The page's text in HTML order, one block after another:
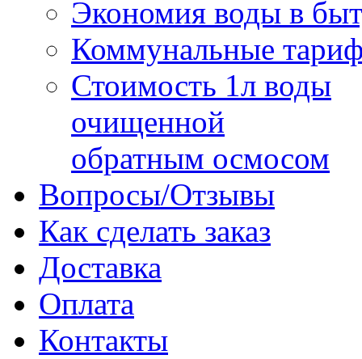
Экономия воды в
Коммунальные
Стоимость 1л воды
очищенной
обратным осмосом
Вопросы/Отзывы
Как сделать заказ
Доставка
Оплата
Контакты